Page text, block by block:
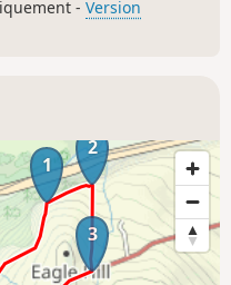
-Version
1
2
3